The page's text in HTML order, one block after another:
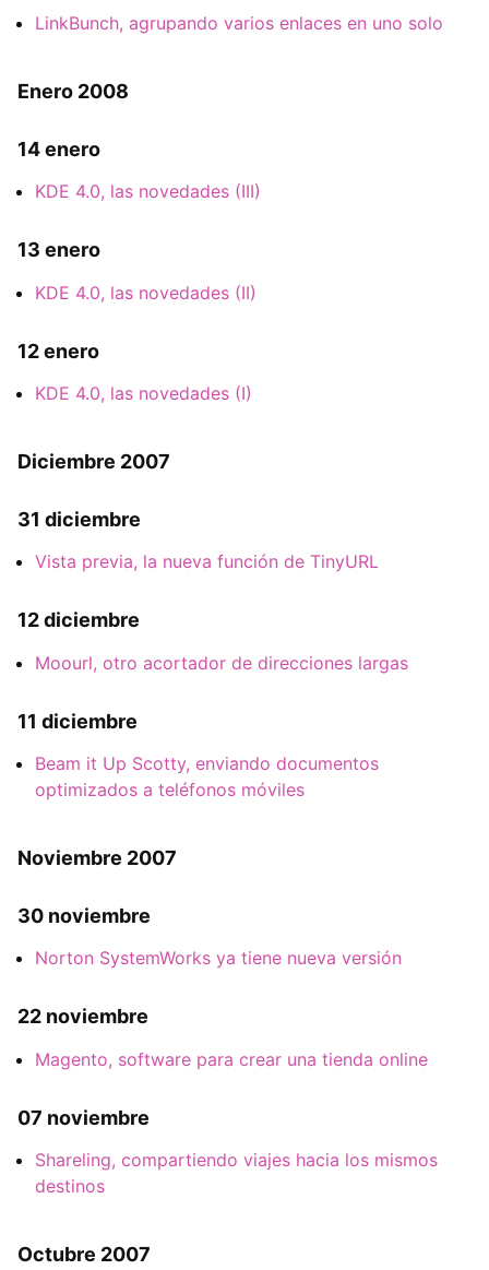
LinkBunch, agrupando varios enlaces en uno solo
Enero 2008
14 enero
KDE 4.0, las novedades (III)
13 enero
KDE 4.0, las novedades (II)
12 enero
KDE 4.0, las novedades (I)
Diciembre 2007
31 diciembre
Vista previa, la nueva función de TinyURL
12 diciembre
Moourl, otro acortador de direcciones largas
11 diciembre
Beam it Up Scotty, enviando documentos
optimizados a teléfonos móviles
Noviembre 2007
30 noviembre
Norton SystemWorks ya tiene nueva versión
22 noviembre
Magento, software para crear una tienda online
07 noviembre
Shareling, compartiendo viajes hacia los mismos
destinos
Octubre 2007